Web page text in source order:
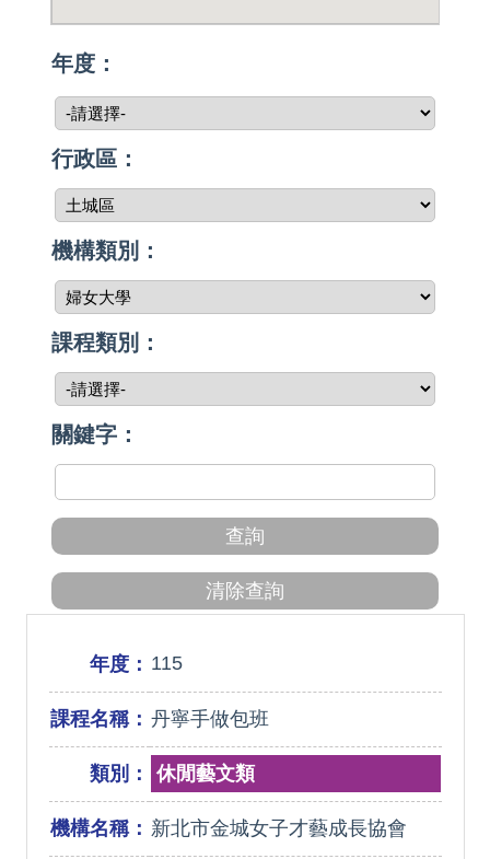
年度：
行政區：
機構類別：
課程類別：
關鍵字：
年度： 115
課程名稱： 丹寧手做包班
類別： 休閒藝文類
機構名稱： 新北市金城女子才藝成長協會